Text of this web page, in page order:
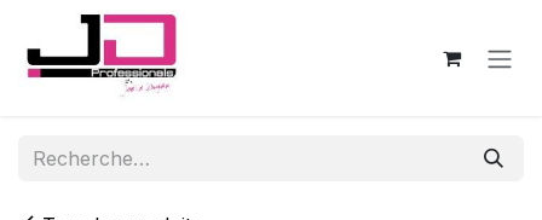
Se rendre au contenu